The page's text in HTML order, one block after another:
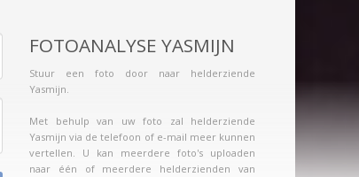
FOTOANALYSE YASMIJN
Stuur een foto door naar helderziende
Yasmijn.
Met behulp van uw foto zal helderziende
Yasmijn via de telefoon of e-mail meer kunnen
vertellen. U kan meerdere foto's uploaden
naar één of meerdere helderzienden van